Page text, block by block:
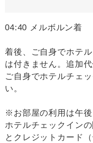
04:40 メルボルン着
着後、ご自身でホテ
は付きません。追加
ご自身でホテルチェ
い。
※お部屋の利用は午後
ホテルチェックイン
とクレジットカード